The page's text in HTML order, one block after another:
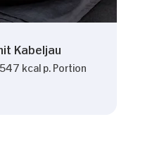
Kabeljau
547 kcal p. Portion